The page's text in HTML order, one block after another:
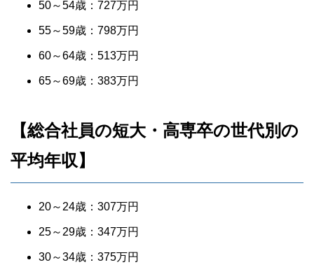
50～54歳：727万円
55～59歳：798万円
60～64歳：513万円
65～69歳：383万円
【総合社員の短大・高専卒の世代別の
平均年収】
20～24歳：307万円
25～29歳：347万円
30～34歳：375万円